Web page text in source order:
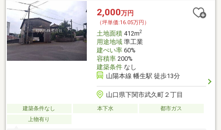
2,000万円
（坪単価:16.05万円）
土地面積412m2
用途地域準工業
建ぺい率60%
容積率200%
建築条件なし
山陽本線 幡生駅 徒歩13分
山口県下関市武久町２丁目
建築条件なし 本下水
都市ガス
上物有り